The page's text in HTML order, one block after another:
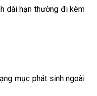
dài hạn thường đi kèm
mục phát sinh ngoài